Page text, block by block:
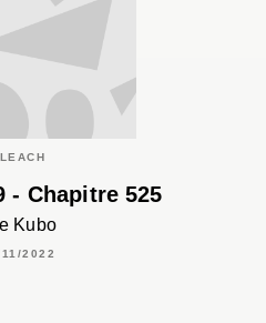
- Chapitre 525
Kubo
2022